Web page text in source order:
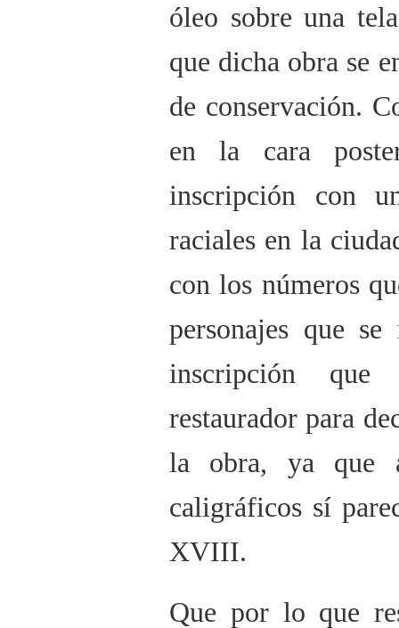
óleo sobre una
que dicha obra se
de conservación.
en la cara
inscripción con
raciales en la
con los números
personajes que
inscripción
restaurador para
la obra, ya que
caligráficos sí
XVIII.
Que por lo que